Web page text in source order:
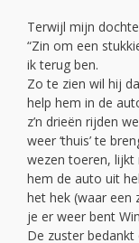
Terwijl mijn
“Zin om een
ik terug ben.
Zo te zien wil hij
help hem in de
z’n drieën rijden
weer ‘thuis’ te
wezen toeren, lijkt
hem de auto uit
het hek (waar een
je er weer bent
De zuster